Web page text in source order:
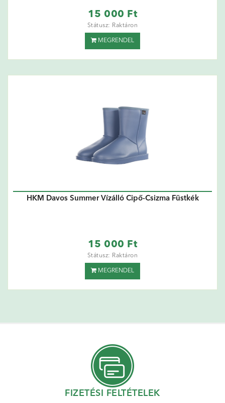
15 000 Ft
Státusz: Raktáron
MEGRENDEL
HKM Davos Summer Vízálló Cipő-Csizma Füstkék
15 000 Ft
Státusz: Raktáron
MEGRENDEL
FIZETÉSI FELTÉTELEK